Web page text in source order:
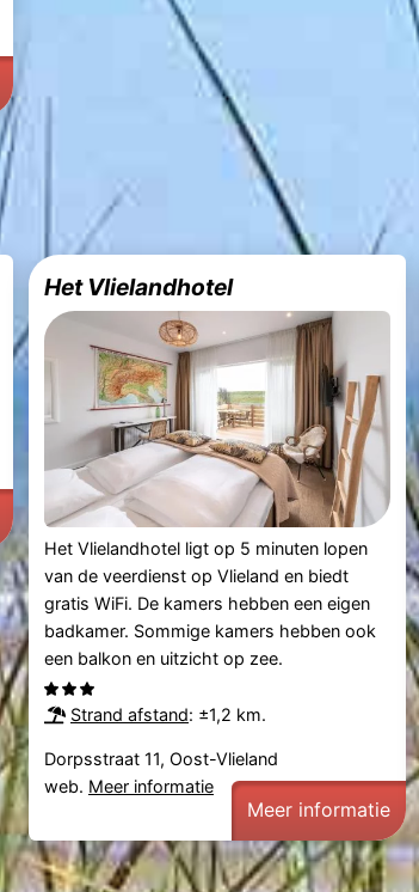
Dorpsstraat
114,
Vlieland
Meer
informatie
Het Vlielandhotel
Het Vlielandhotel ligt op 5 minuten lopen
van de veerdienst op Vlieland en biedt
gratis WiFi. De kamers hebben een eigen
badkamer. Sommige kamers hebben ook
een balkon en uitzicht op zee.
Strand afstand: ±1,2 km.
Dorpsstraat 11, Oost-Vlieland
web. Meer informatie
Meer informatie